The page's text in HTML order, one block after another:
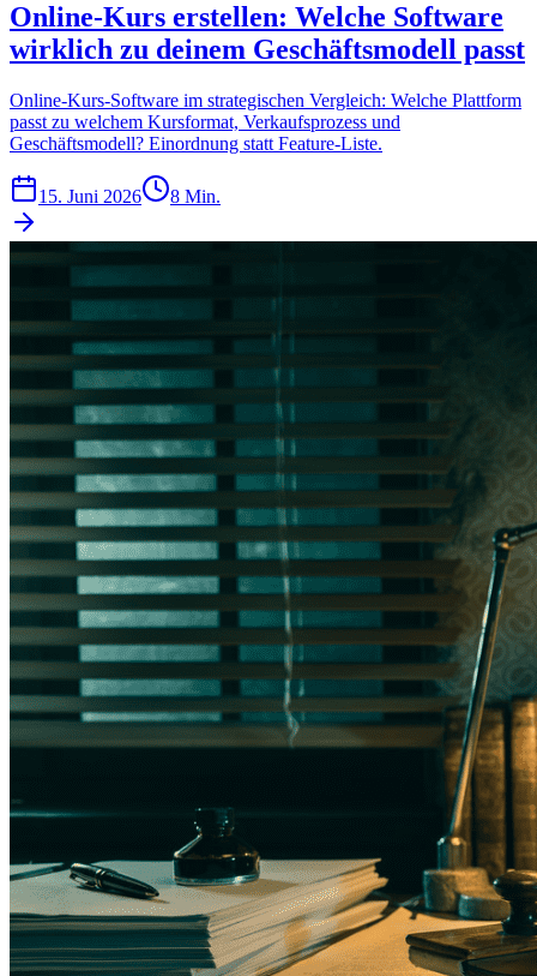
Online-Kurs erstellen: Welche Software
wirklich zu deinem Geschäftsmodell passt
Online-Kurs-Software im strategischen Vergleich: Welche Plattform
passt zu welchem Kursformat, Verkaufsprozess und
Geschäftsmodell? Einordnung statt Feature-Liste.
15. Juni 2026 8 Min.